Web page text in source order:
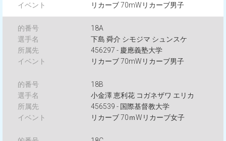
リカーブ 70mWリカーブ男子
18A
下島 舜介 シモジマ シュンスケ
456297 - 慶應義塾大学
リカーブ 70mWリカーブ男子
18B
小金澤 恵利花 コガネザワ エリカ
456539 - 国際基督教大学
リカーブ 70ｍWリカーブ女子